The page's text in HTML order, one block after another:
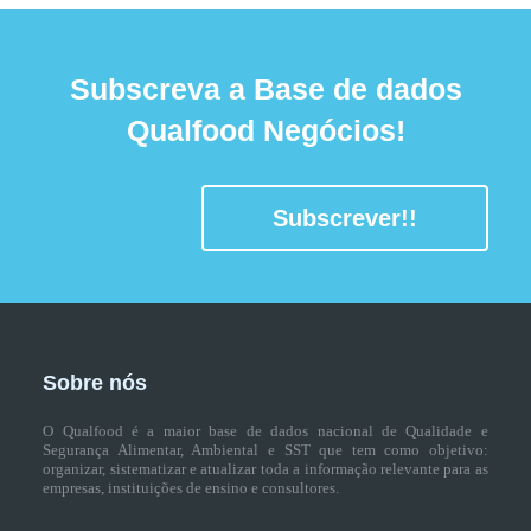
Subscreva a Base de dados
Qualfood Negócios!
Subscrever!!
Sobre nós
O Qualfood é a maior base de dados nacional de Qualidade e
Segurança Alimentar, Ambiental e SST que tem como objetivo:
organizar, sistematizar e atualizar toda a informação relevante para as
empresas, instituições de ensino e consultores.